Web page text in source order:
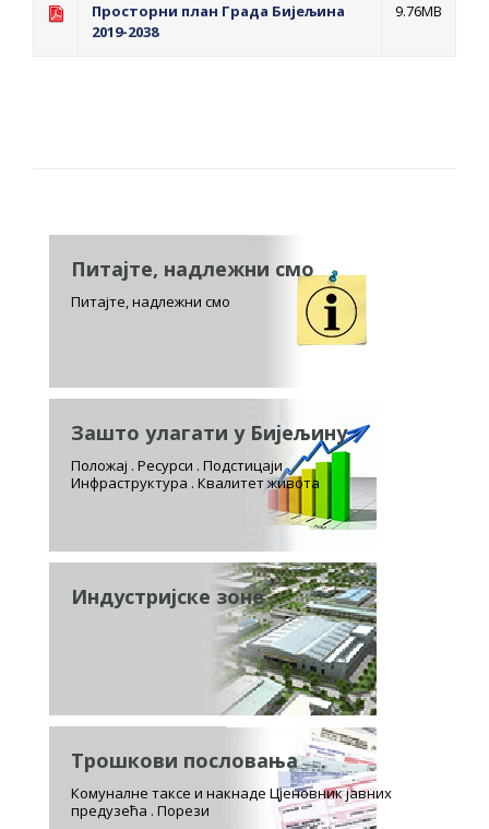
Просторни план Града Бијељина
2019-2038
9.76MB
Питајте, надлежни смо
Питајте, надлежни смо
Зашто улагати у Бијељину
Положај . Ресурси . Подстицаји
Инфраструктура . Квалитет живота
Индустријске зоне
Трошкови пословања
Комуналне таксе и накнаде Цјеновник јавних
предузећа . Порези